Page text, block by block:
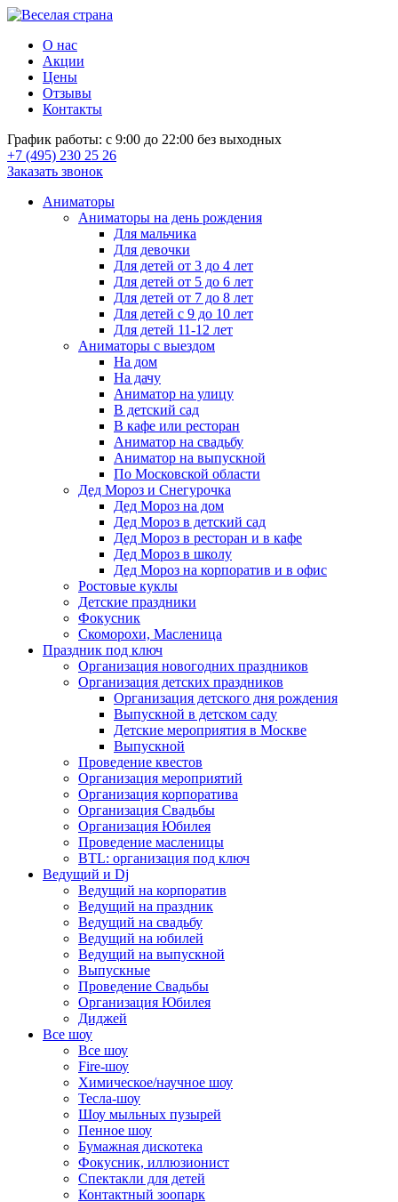
О нас
Акции
Цены
Отзывы
Контакты
График работы: с 9:00 до 22:00 без выходных
+7 (495) 230 25 26
Заказать звонок
Аниматоры
Аниматоры на день рождения
Для мальчика
Для девочки
Для детей от 3 до 4 лет
Для детей от 5 до 6 лет
Для детей от 7 до 8 лет
Для детей с 9 до 10 лет
Для детей 11-12 лет
Аниматоры с выездом
На дом
На дачу
Аниматор на улицу
В детский сад
В кафе или ресторан
Аниматор на свадьбу
Аниматор на выпускной
По Московской области
Дед Мороз и Снегурочка
Дед Мороз на дом
Дед Мороз в детский сад
Дед Мороз в ресторан и в кафе
Дед Мороз в школу
Дед Мороз на корпоратив и в офис
Ростовые куклы
Детские праздники
Фокусник
Скоморохи, Масленица
Праздник под ключ
Организация новогодних праздников
Организация детских праздников
Организация детского дня рождения
Выпускной в детском саду
Детские мероприятия в Москве
Выпускной
Проведение квестов
Организация мероприятий
Организация корпоратива
Организация Свадьбы
Организация Юбилея
Проведение масленицы
BTL: организация под ключ
Ведущий и Dj
Ведущий на корпоратив
Ведущий на праздник
Ведущий на свадьбу
Ведущий на юбилей
Ведущий на выпускной
Выпускные
Проведение Свадьбы
Организация Юбилея
Диджей
Все шоу
Все шоу
Fire-шоу
Химическое/научное шоу
Тесла-шоу
Шоу мыльных пузырей
Пенное шоу
Бумажная дискотека
Фокусник, иллюзионист
Спектакли для детей
Контактный зоопарк